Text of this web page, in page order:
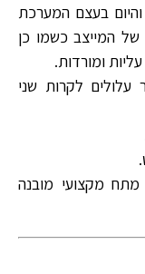
בעצם המערכת
המייצב כשמו כן
ומורדות.
עלולים לקרות שני
מתח מקצועי מובנה